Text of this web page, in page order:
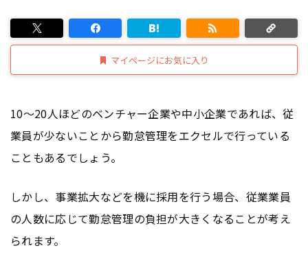
マイページにお気に入り
10〜20人ほどのベンチャー企業や中小企業であれば、従
業員が少ないことから勤怠管理をエクセルで行っている
こともあるでしょう。
しかし、事業拡大などを機に採用を行う場合、従業業員
の人数に応じて勤怠管理の負担が大きくなることが考え
られます。